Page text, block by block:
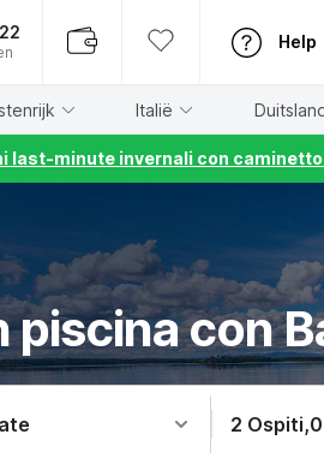
Help
Italië
last-minute invernali con
piscina con
2 Ospiti,